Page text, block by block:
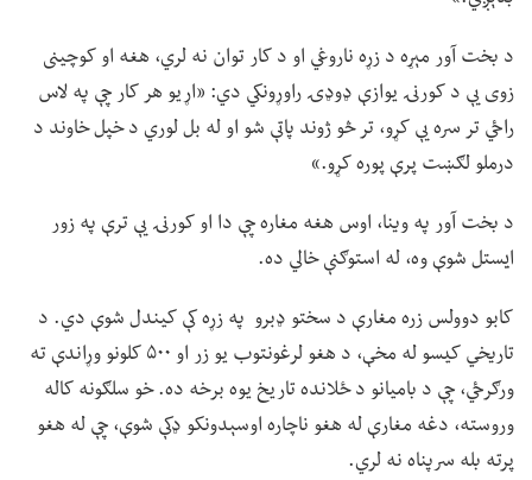
د بخت آور مېړه د زړه ناروغي او د کار توان نه لري، هغه او کوچینی
زوی یې د کورنۍ یوازې ډوډۍ راوړونکي دي: «اړیو هر کار چې په لاس
راځي تر سره یې کړو، تر څو ژوند پاتې شو او له بل لوري د خپل خاوند د
درملو لګښت پرې پوره کړو.»
د بخت آور په وینا، اوس هغه مغاره چې دا او کورنۍ یې ترې په زور
ایستل شوې وه، له استوګنې خالي ده.
کابو دوولس زره مغارې د سختو ډبرو په زړه کې کیندل شوې دي. د
تاریخي کیسو له مخې، د هغو لرغونتوب یو زر او ۵۰۰ کلونو وړاندې ته
ورګرځي، چې د بامیانو د ځلانده تاریخ یوه برخه ده. خو سلګونه کاله
وروسته، دغه مغارې له هغو ناچاره اوسېدونکو ډکې شوې، چې له هغو
پرته بله سرپناه نه لري.